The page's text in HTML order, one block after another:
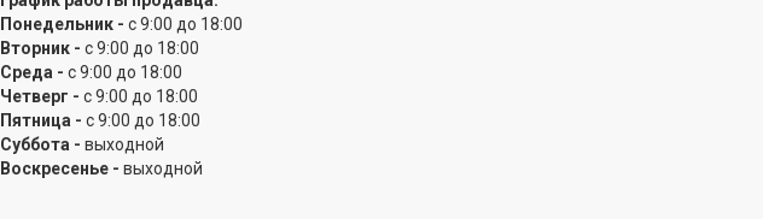
Понедельник - с 9:00 до 18:00
Вторник - с 9:00 до 18:00
Среда - с 9:00 до 18:00
Четверг - с 9:00 до 18:00
Пятница - с 9:00 до 18:00
Суббота - выходной
Воскресенье - выходной